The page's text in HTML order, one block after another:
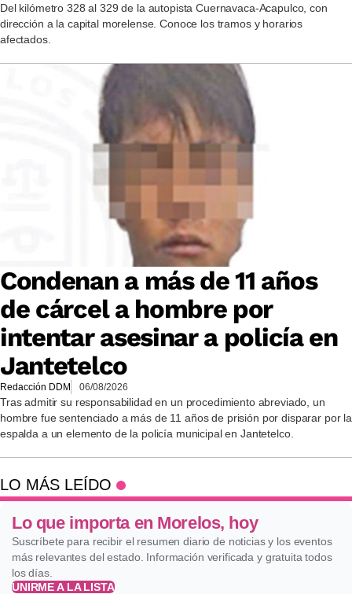
Del kilómetro 328 al 329 de la autopista Cuernavaca-Acapulco, con
dirección a la capital morelense. Conoce los tramos y horarios
afectados.
Condenan a más de 11 años
de cárcel a hombre por
intentar asesinar a policía en
Jantetelco
Redacción DDM 06/08/2026
Tras admitir su responsabilidad en un procedimiento abreviado, un
hombre fue sentenciado a más de 11 años de prisión por disparar por la
espalda a un elemento de la policía municipal en Jantetelco.
LO MÁS LEÍDO
Lo que importa en Morelos, hoy
Suscríbete para recibir el resumen diario de noticias y los eventos
más relevantes del estado. Información verificada y gratuita todos
los días.
UNIRME A LA LISTA